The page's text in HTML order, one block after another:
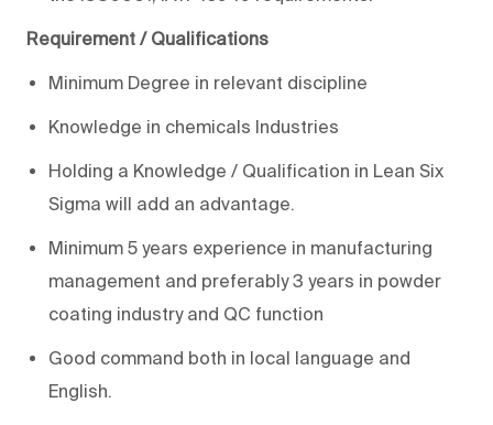
Requirement / Qualifications
Minimum Degree in relevant discipline
Knowledge in chemicals Industries
Holding a Knowledge / Qualification in Lean Six
Sigma will add an advantage.
Minimum 5 years experience in manufacturing
management and preferably 3 years in powder
coating industry and QC function
Good command both in local language and
English.